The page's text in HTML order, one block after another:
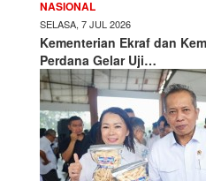
NASIONAL
SELASA, 7 JUL 2026
Kementerian Ekraf dan
Perdana Gelar Uji…